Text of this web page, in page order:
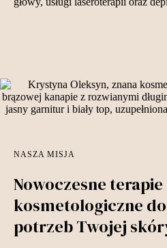
NASZA MISJA
Nowoczesne terapie
kosmetologiczne
potrzeb Twojej